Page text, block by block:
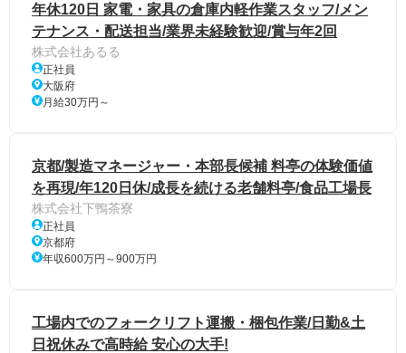
年休120日 家電・家具の倉庫内軽作業スタッフ/メン
テナンス・配送担当/業界未経験歓迎/賞与年2回
株式会社あるる
正社員
大阪府
月給30万円～
京都/製造マネージャー・本部長候補 料亭の体験価値
を再現/年120日休/成長を続ける老舗料亭/食品工場長
株式会社下鴨茶寮
正社員
京都府
年収600万円～900万円
工場内でのフォークリフト運搬・梱包作業/日勤&土
日祝休みで高時給 安心の大手!